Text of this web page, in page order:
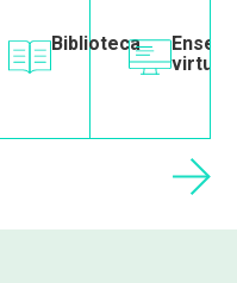
ImageBibliotecaImage
virtual